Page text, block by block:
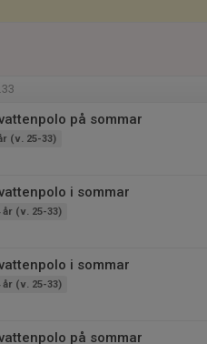
på sommar
(v. 25-33)
i sommar
(v. 25-33)
i sommar
(v. 25-33)
på sommar